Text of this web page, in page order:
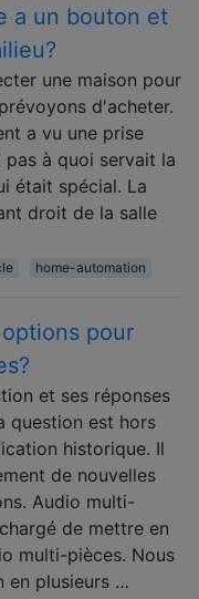
a un bouton et
une maison pour
d'acheter.
a vu une prise
à quoi servait la
était spécial. La
droit de la salle
home-automation
pour
et ses réponses
question est hors
historique. Il
de nouvelles
Audio multi-
de mettre en
multi-pièces. Nous
en plusieurs …